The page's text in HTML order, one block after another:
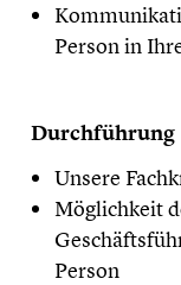
Person in
Durchführung
Unsere
Möglichkeit
Person